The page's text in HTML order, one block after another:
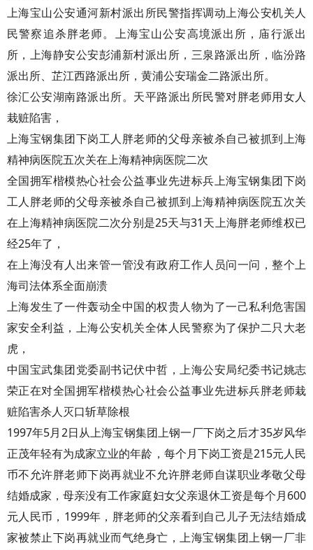
上海宝山公安通河新村派出所民警指挥调动上海公安机关人
民警察追杀胖老师。上海宝山公安高境派出所，庙行派出
所，上海静安公安彭浦新村派出所，三泉路派出所，临汾路
派出所、芷江西路派出所，黄浦公安瑞金二路派出所。
徐汇公安湖南路派出所。天平路派出所民警对胖老师用女人
栽赃陷害，
上海宝钢集团下岗工人胖老师的父母亲被杀自己被抓到上海
精神病医院五次关在上海精神病医院二次
全国拥军楷模热心社会公益事业先进标兵上海宝钢集团下岗
工人胖老师的父母亲被杀自己被抓到上海精神病医院五次关
在上海精神病医院二次分别是25天与31天上海胖老师维权已
经25年了，
在上海没有人出来管一管没有政府工作人员问一问，整个上
海司法体系全面崩溃
上海发生了一件轰动全中国的权贵人物为了一己私利危害国
家安全利益，上海公安机关全体人民警察为了保护二只大老
虎，
中国宝武集团党委副书记伏中哲，上海公安局纪委书记姚志
荣正在对全国拥军楷模热心社会公益事业先进标兵胖老师栽
赃陷害杀人灭口斩草除根
1997年5月2日从上海宝钢集团上钢一厂下岗之后才35岁风华
正茂年轻有为成家立业的年龄，每个月下岗工资是215元人民
币不允许胖老师下岗再就业不允许胖老师自谋职业孝敬父母
结婚成家，母亲没有工作家庭妇女父亲退休工资是每个月600
元人民币，1999年，胖老师的父亲看到自己儿子无法结婚成
家被禁止下岗再就业而气绝身亡，上海宝钢集团上钢一厂非